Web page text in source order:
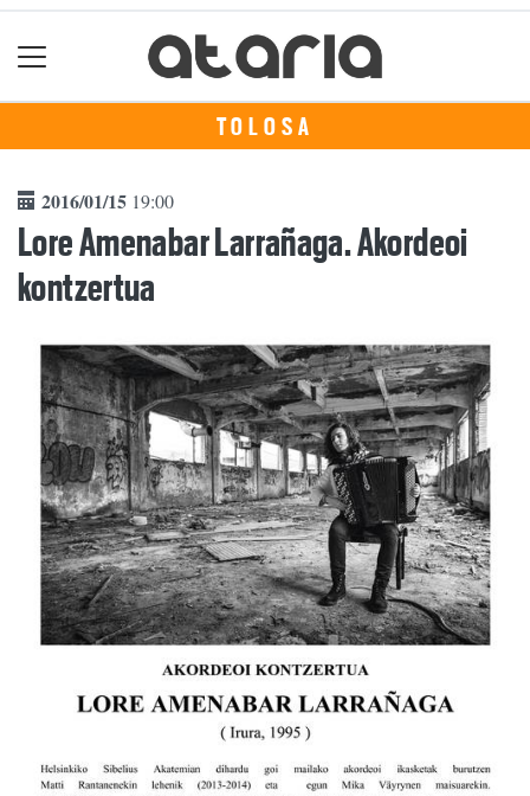
TOLOSA
2016/01/15 19:00
Lore Amenabar Larrañaga. Akordeoi
kontzertua